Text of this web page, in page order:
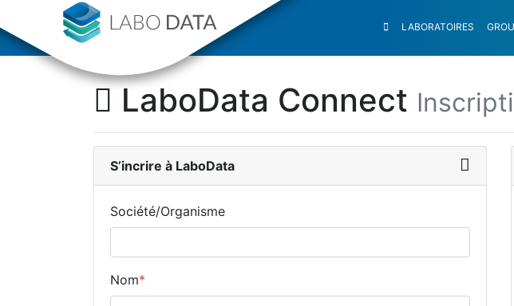
LABORATOIRES
LaboData Connect
S’incrire à LaboData
Société/Organisme
Nom*